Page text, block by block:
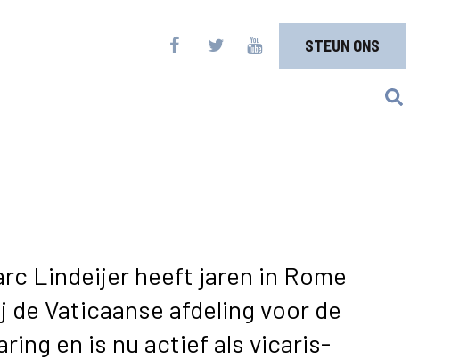
STEUN ONS
Lindeijer heeft jaren in Rome
de Vaticaanse afdeling voor de
en is nu actief als vicaris-